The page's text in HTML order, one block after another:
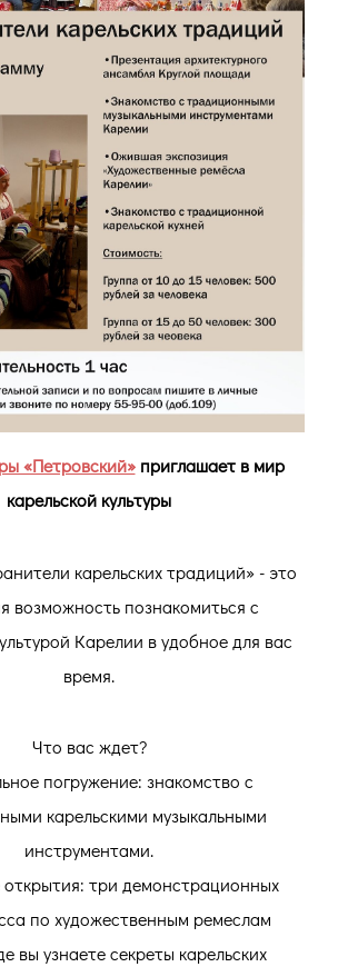
«Петровский»приглашает в мир
карельской культуры
карельских традиций» - это
возможность познакомиться с
Карелии в удобное для вас
время.
Что вас ждет?
погружение: знакомство с
карельскими музыкальными
инструментами.
открытия: три демонстрационных
по художественным ремеслам
вы узнаете секреты карельских